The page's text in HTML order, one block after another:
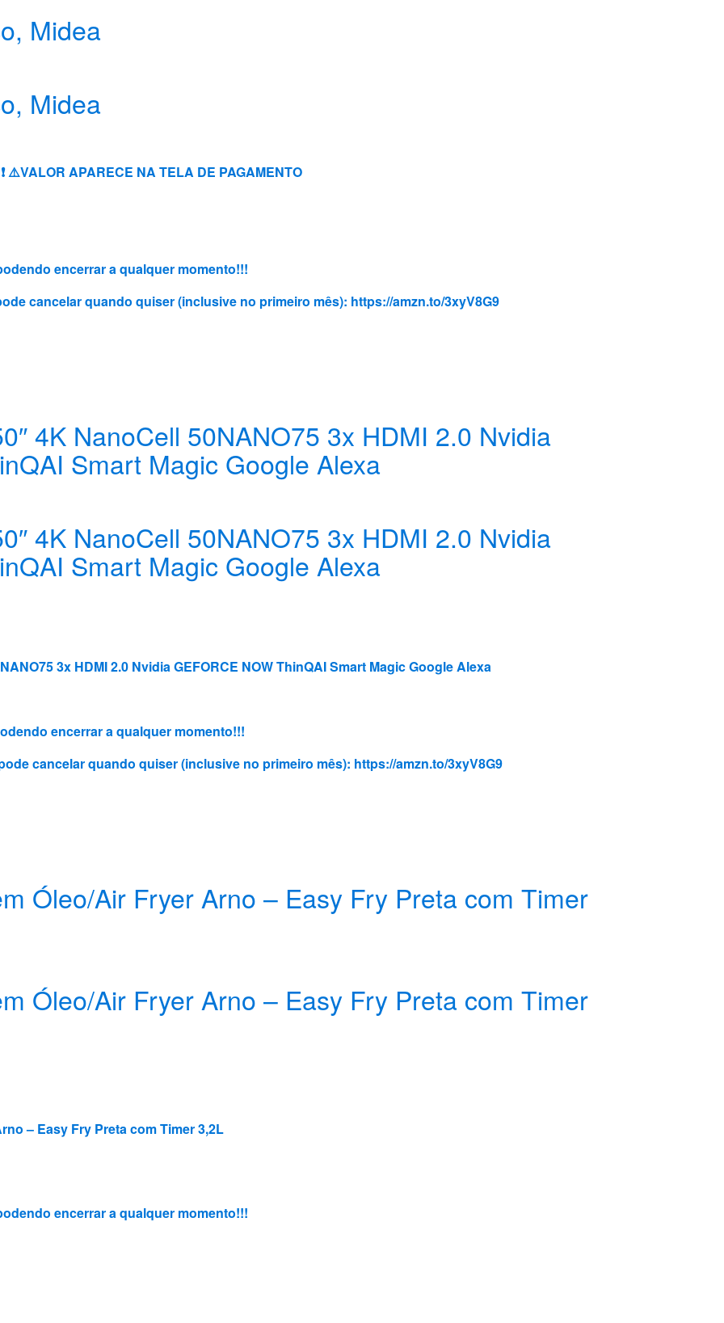
Midea
Midea
⚠️VALOR APARECE NA TELA DE PAGAMENTO
encerrar a qualquer momento!!!
cancelar quando quiser (inclusive no primeiro mês): https://amzn.to/3xyV8G9
4K NanoCell 50NANO75 3x HDMI 2.0 Nvidia
Smart Magic Google Alexa
4K NanoCell 50NANO75 3x HDMI 2.0 Nvidia
Smart Magic Google Alexa
3x HDMI 2.0 Nvidia GEFORCE NOW ThinQAI Smart Magic Google Alexa
encerrar a qualquer momento!!!
cancelar quando quiser (inclusive no primeiro mês): https://amzn.to/3xyV8G9
Óleo/Air Fryer Arno – Easy Fry Preta com Timer
Óleo/Air Fryer Arno – Easy Fry Preta com Timer
– Easy Fry Preta com Timer 3,2L
encerrar a qualquer momento!!!